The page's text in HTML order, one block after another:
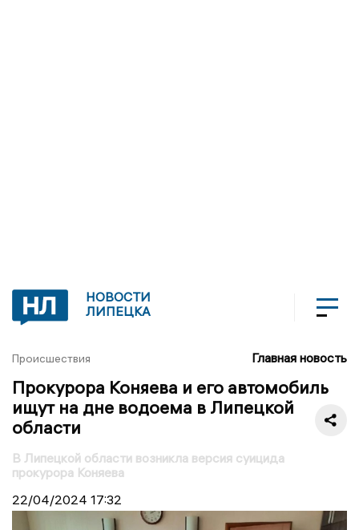
НОВОСТИ
ЛИПЕЦКА
Происшествия Главная новость
Прокурора Коняева и его автомобиль
ищут на дне водоема в Липецкой
области
В Липецкой области возникла версия суицида
прокурора Коняева
22/04/2024 17:32